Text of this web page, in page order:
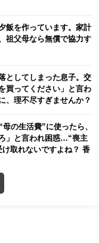
飯を作っています。家計
祖父母なら無償で協力す
としてしまった息子。交
買ってください」と言わ
、理不尽すぎませんか？
の生活費”に使ったら、
」と言われ困惑…“喪主
取れないですよね？ 香